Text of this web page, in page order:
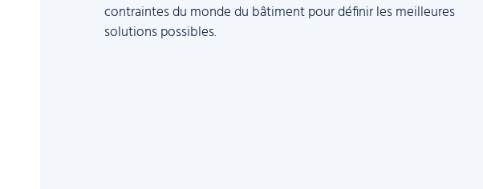
contraintes du monde du bâtiment pour définir les meilleures
solutions possibles.